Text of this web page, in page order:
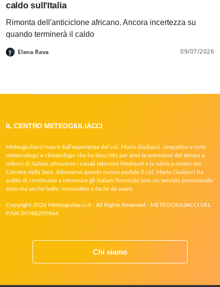
caldo sull'Italia
Rimonta dell'anticiclone africano. Ancora incertezza su
quando terminerà il caldo
Elena Rava 09/07/2026
IL CENTRO METEOGIULIACCI
Meteogiuliacci nasce dall’esperienza del col. Mario Giuliacci, simpatico e noto
meteorologo e climatologo che ha descritto per anni le previsioni del tempo a
milioni di italiani attraverso i canali televisivi Mediaset e la rubrica meteo del
Corriere della Sera. Attraverso questo nuovo portale il col. Mario Giuliacci ha
scelto di continuare a informare gli italiani fornendo loro un servizio previsionale
serio ma anche bello, innovativo e facile da usare.
Copyright 2026 Meteogiuliacci.it - All Rights Reserved - METEOGIULIACCI SRL
P.IVA 09788290964
Chi siamo